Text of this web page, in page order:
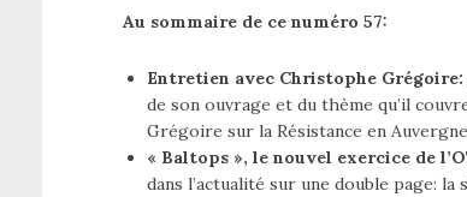
Au sommaire de ce numéro 57:
Entretien avec Christophe Grégoire:
de son ouvrage et du thème qu’il
Grégoire sur la Résistance en
« Baltops », le nouvel exercice de
dans l’actualité sur une double page: